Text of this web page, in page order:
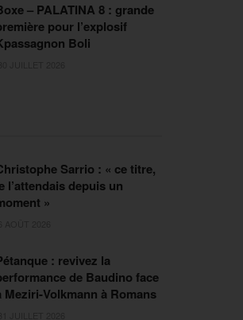
– PALATINA 8 : grande
pour l’explosif
Boli
Sarrio : « ce titre,
l’attendais depuis un
»
: revivez la
de Baudino face
Meziri-Volkmann à Romans